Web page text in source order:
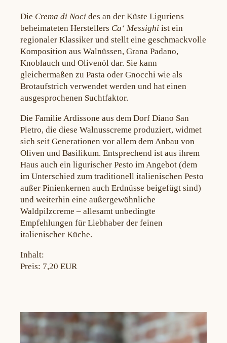
Die Crema di Noci des an der Küste Liguriens
beheimateten Herstellers Ca‘ Messighi ist ein
regionaler Klassiker und stellt eine geschmackvolle
Komposition aus Walnüssen, Grana Padano,
Knoblauch und Olivenöl dar. Sie kann
gleichermaßen zu Pasta oder Gnocchi wie als
Brotaufstrich verwendet werden und hat einen
ausgesprochenen Suchtfaktor.
Die Familie Ardissone aus dem Dorf Diano San
Pietro, die diese Walnusscreme produziert, widmet
sich seit Generationen vor allem dem Anbau von
Oliven und Basilikum. Entsprechend ist aus ihrem
Haus auch ein ligurischer Pesto im Angebot (dem
im Unterschied zum traditionell italienischen Pesto
außer Pinienkernen auch Erdnüsse beigefügt sind)
und weiterhin eine außergewöhnliche
Waldpilzcreme – allesamt unbedingte
Empfehlungen für Liebhaber der feinen
italienischer Küche.
Inhalt:
Preis: 7,20 EUR